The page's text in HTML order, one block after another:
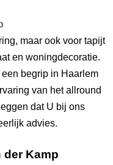
maar ook voor tapijt
en woningdecoratie.
begrip in Haarlem
van het allround
dat U bij ons
advies.
der Kamp